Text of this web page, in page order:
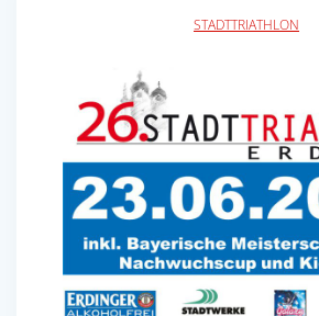
STADTTRIATHLON